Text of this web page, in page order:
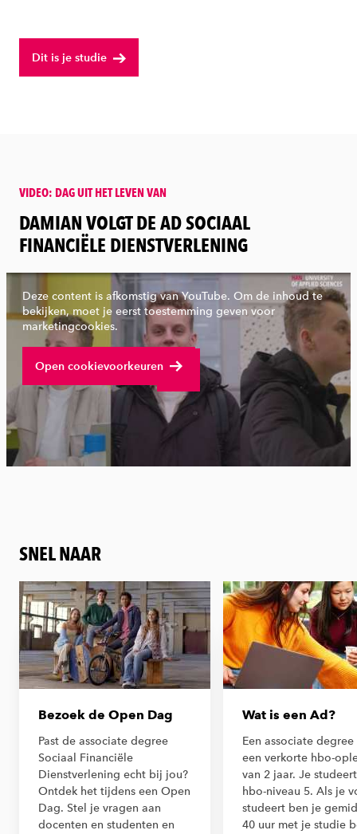
Dit is je studie
VIDEO: DAG UIT HET LEVEN VAN
:
DAMIAN VOLGT DE AD SOCIAAL
FINANCIËLE DIENSTVERLENING
Bekijk volledige video
Deze content is afkomstig van YouTube. Om de inhoud te
bekijken, moet je eerst toestemming geven voor
marketingcookies.
Open cookievoorkeuren
SNEL NAAR
Bezoek de Open Dag
Past de associate degree
Sociaal Financiële
Dienstverlening echt bij jou?
Ontdek het tijdens een Open
Dag. Stel je vragen aan
docenten en studenten en
Wat is een Ad?
Een associate degree
een verkorte hbo-
van 2 jaar. Je
hbo-niveau 5. Als je
studeert ben je
40 uur met je studie